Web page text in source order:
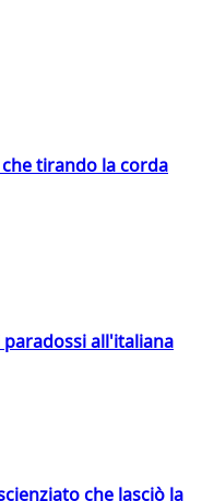
tirando la corda
all'italiana
che lasciò la